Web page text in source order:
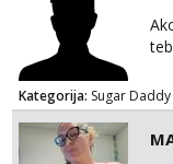
Kategorija: Sugar Daddy